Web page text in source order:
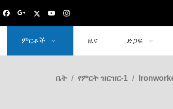
ምርቶች ዜና ድጋፍ
ቤት / የምርት ዝርዝር-1 /